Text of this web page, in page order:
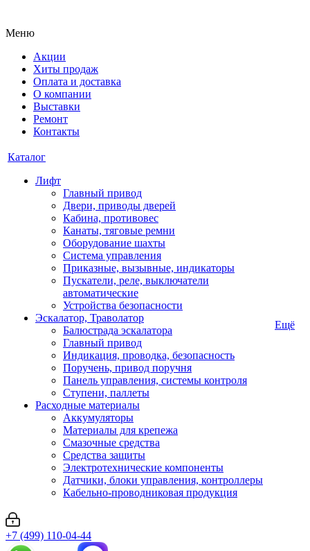
Меню
Акции
Хиты продаж
Оплата и доставка
О компании
Выставки
Ремонт
Контакты
Каталог
Лифт
Главный привод
Двери, приводы дверей
Кабина, противовес
Канаты, тяговые ремни
Оборудование шахты
Система управления
Приказные, вызывные, индикаторы
Пускатели, реле, выключатели
автоматические
Устройства безопасности
Эскалатор, Траволатор
Балюстрада эскалатора
Главный привод
Индикация, проводка, безопасность
Поручень, привод поручня
Панель управления, системы контроля
Ступени, паллеты
Расходные материалы
Аккумуляторы
Материалы для крепежа
Смазочные средства
Средства защиты
Электротехнические компоненты
Датчики, блоки управления, контроллеры
Кабельно-проводниковая продукция
Ещё
+7 (499) 110-04-44